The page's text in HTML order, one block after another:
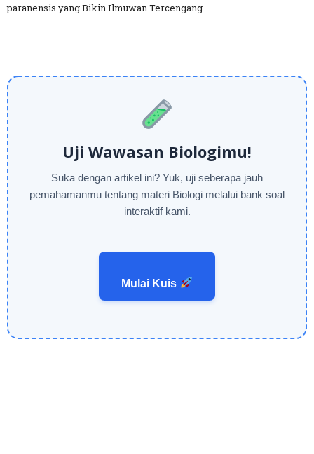
paranensis yang Bikin Ilmuwan Tercengang
Uji Wawasan Biologimu!
Suka dengan artikel ini? Yuk, uji seberapa jauh
pemahamanmu tentang materi Biologi melalui bank soal
interaktif kami.
Mulai Kuis